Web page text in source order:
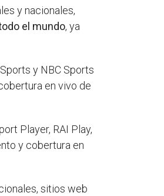
y nacionales,
el mundo, ya
y NBC Sports
en vivo de
Player, RAI Play,
y cobertura en
sitios web